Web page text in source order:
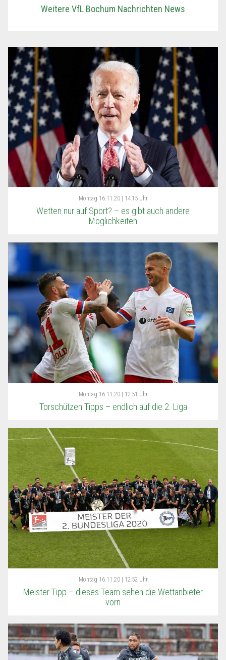
Weitere VfL Bochum Nachrichten News
Montag 16.11.20 | 14:15 Uhr
Wetten nur auf Sport? – es gibt auch andere
Möglichkeiten
Montag 16.11.20 | 12:51 Uhr
Torschützen Tipps – endlich auf die 2. Liga
Montag 16.11.20 | 12:52 Uhr
Meister Tipp – dieses Team sehen die Wettanbieter
vorn